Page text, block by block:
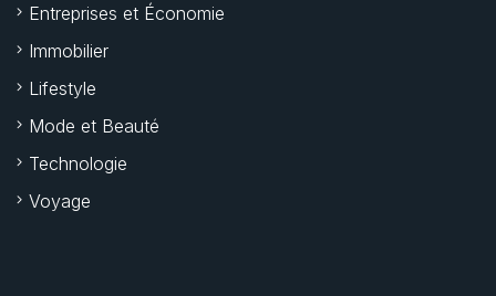
Entreprises et Économie
Immobilier
Lifestyle
Mode et Beauté
Technologie
Voyage